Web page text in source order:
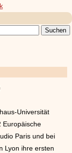
Universität
Europäische
Paris und bei
Lyon ihre ersten